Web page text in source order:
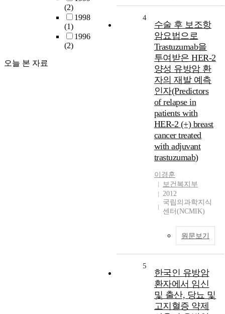
(2)
1998
(1)
1996
(2)
오늘 본 자료
4
수술 후 보조항
암요법으로
Trastuzumab을
투여받은 HER-2
양성 유방암 환
자의 재발 예측
인자(Predictors
of relapse in
patients with
HER-2 (+) breast
cancer treated
with adjuvant
trastuzumab)
이경훈
보건복지부
2012
국립의과학지식
센터(NCMIK)
원문보기
5
한국인 유방암
환자에서 임신
및 출산, 당뇨 및
고지혈증 약제